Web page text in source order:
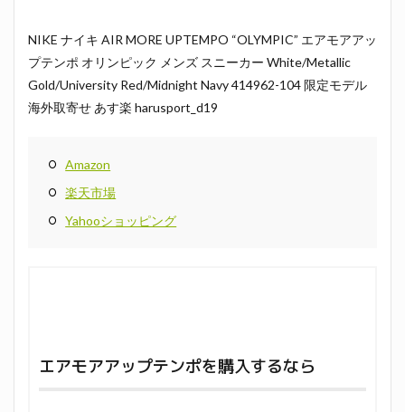
NIKE ナイキ AIR MORE UPTEMPO “OLYMPIC” エアモアアッ
プテンポ オリンピック メンズ スニーカー White/Metallic
Gold/University Red/Midnight Navy 414962-104 限定モデル
海外取寄せ あす楽 harusport_d19
Amazon
楽天市場
Yahooショッピング
エアモアアップテンポを購入するなら